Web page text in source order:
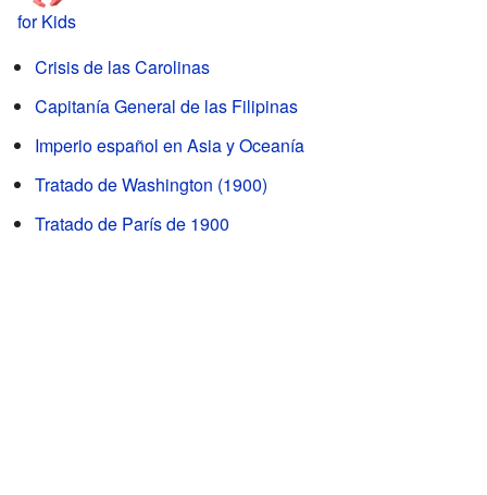
for Kids
Crisis de las Carolinas
Capitanía General de las Filipinas
Imperio español en Asia y Oceanía
Tratado de Washington (1900)
Tratado de París de 1900